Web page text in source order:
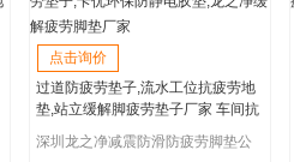
点击询价
过道防疲劳垫子,流水工位抗疲劳地
垫,站立缓解脚疲劳垫子厂家 车间抗
疲劳垫子,卡优环保防静电胶垫,龙之
净缓解疲劳脚垫厂家
深圳龙之净减震防滑防疲劳脚垫公